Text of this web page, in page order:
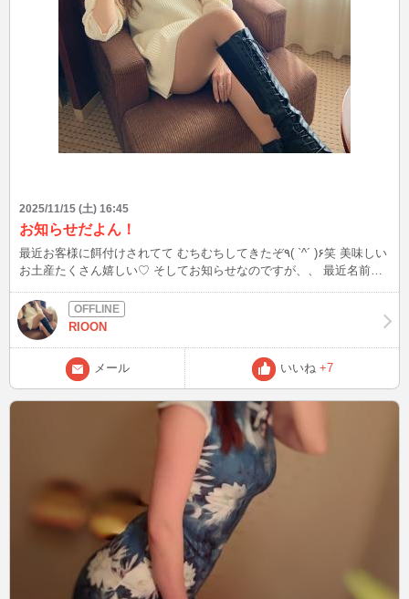
2025/11/15 (土) 16:45
お知らせだよん！
最近お客様に餌付けされてて むちむちしてきたぞ٩( `^´ )۶笑 美味しい
お土産たくさん嬉しい♡ そしてお知らせなのですが、、 最近名前と
方に書いてあるので その日程を参考に見てくれたら嬉しいです- ̗̀( ˶'ᵕ'˶)
̖́- みんな体調気をつけてねー…I˙꒳​˙)
RIOON
メール いいね +7